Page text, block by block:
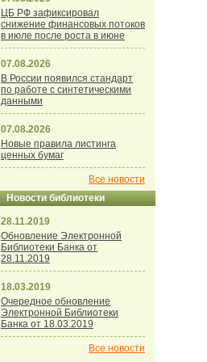
ЦБ РФ зафиксировал
снижение финансовых потоков
в июле после роста в июне
07.08.2026
В России появился стандарт
по работе с синтетическими
данными
07.08.2026
Новые правила листинга
ценных бумаг
Все новости
Новости библиотеки
28.11.2019
Обновление Электронной
Библиотеки Банка от
28.11.2019
18.03.2019
Очередное обновление
Электронной Библиотеки
Банка от 18.03.2019
Все новости